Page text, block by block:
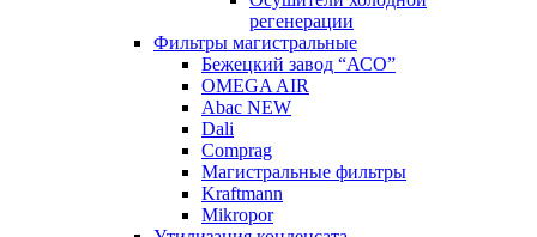
регенерации
Фильтры магистральные
Бежецкий завод “АСО”
OMEGA AIR
Abac NEW
Dali
Comprag
Магистральные фильтры
Kraftmann
Mikropor